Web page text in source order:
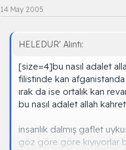
14 May 2005
HELEDUR' Alıntı:
[size=4]bu nasıl adalet
filistinde kan
ırak da ise ortalık kan
bu nasıl adalet allah
insanlık dalmış gaflet
göz göre göre kıyıyorlar